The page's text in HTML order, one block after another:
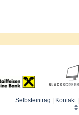
Selbsteintrag Kontakt
©